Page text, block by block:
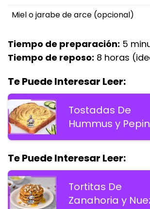
Miel o jarabe de arce (opcional)
Tiempo de preparación: 5
Tiempo de reposo: 8 horas
Te Puede Interesar Leer:
Tostadas De
Hummus y
Te Puede Interesar Leer:
Tortitas De
Zanahoria y